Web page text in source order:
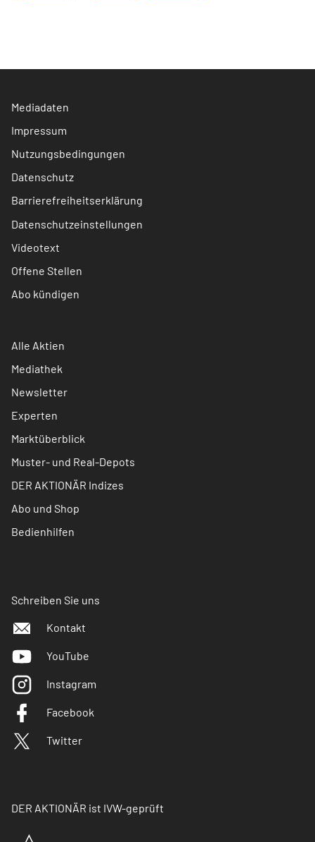
Mediadaten
Impressum
Nutzungsbedingungen
Datenschutz
Barrierefreiheitserklärung
Datenschutzeinstellungen
Videotext
Offene Stellen
Abo kündigen
Alle Aktien
Mediathek
Newsletter
Experten
Marktüberblick
Muster- und Real-Depots
DER AKTIONÄR Indizes
Abo und Shop
Bedienhilfen
Schreiben Sie uns
Kontakt
YouTube
Instagram
Facebook
Twitter
DER AKTIONÄR ist IVW-geprüft